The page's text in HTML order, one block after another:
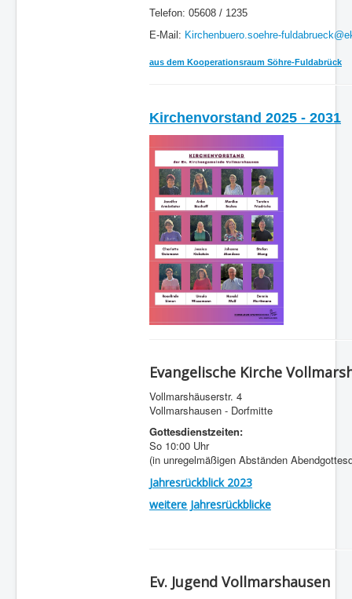
Telefon: 05608 / 1235
E-Mail: Kirchenbuero.soehre-
aus dem Kooperationsraum Söhre-Fuldabrück
Kirchenvorstand 2025 - 2031
Evangelische Kirche
Vollmarshäuserstr. 4
Vollmarshausen - Dorfmitte
Gottesdienstzeiten:
So 10:00 Uhr
(in unregelmäßigen Abständen
Jahresrückblick 2023
weitere Jahresrückblicke
Ev. Jugend Vollmarshausen